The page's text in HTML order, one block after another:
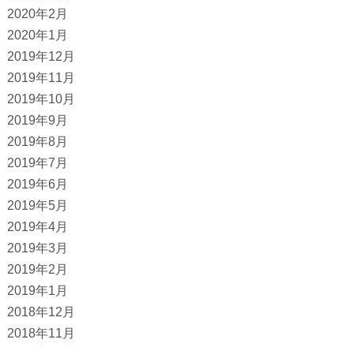
2020年2月
2020年1月
2019年12月
2019年11月
2019年10月
2019年9月
2019年8月
2019年7月
2019年6月
2019年5月
2019年4月
2019年3月
2019年2月
2019年1月
2018年12月
2018年11月